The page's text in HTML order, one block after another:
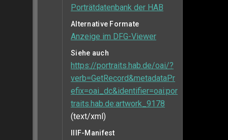
Porträtdatenbank der HAB
Alternative Formate
Anzeige im DFG-Viewer
Siehe auch
https://portraits.hab.de/oai/?
verb=GetRecord&metadataPr
efix=oai_dc&identifier=oai:por
traits.hab.de:artwork_9178
(text/xml)
IIIF-Manifest